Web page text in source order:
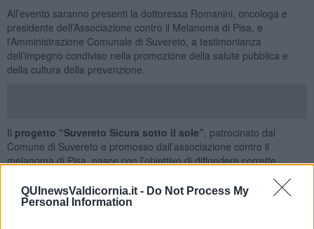
QUInewsValdicornia.it - Do Not Process My
Personal Information
All’evento saranno presenti la dottoressa Romanini, oncologa e
presidente dell’Associazione contro il Melanoma di Pisa, e
l’Amministrazione Comunale di Suvereto, a testimonianza
dell’impegno condiviso nella promozione della salute pubblica e
della cultura della prevenzione.
Il progetto “Suvereto Sicura sotto il sole” , patrocinato dal
Comune di Suvereto e promosso dall’associazione contro il
melanoma di Pisa, nasce con l’obiettivo di diffondere corrette
della popolazione sui rischi derivanti dall’esposizione ai raggi
ultravioletti (UV), principale causa evitabile dei tumori cutanei.